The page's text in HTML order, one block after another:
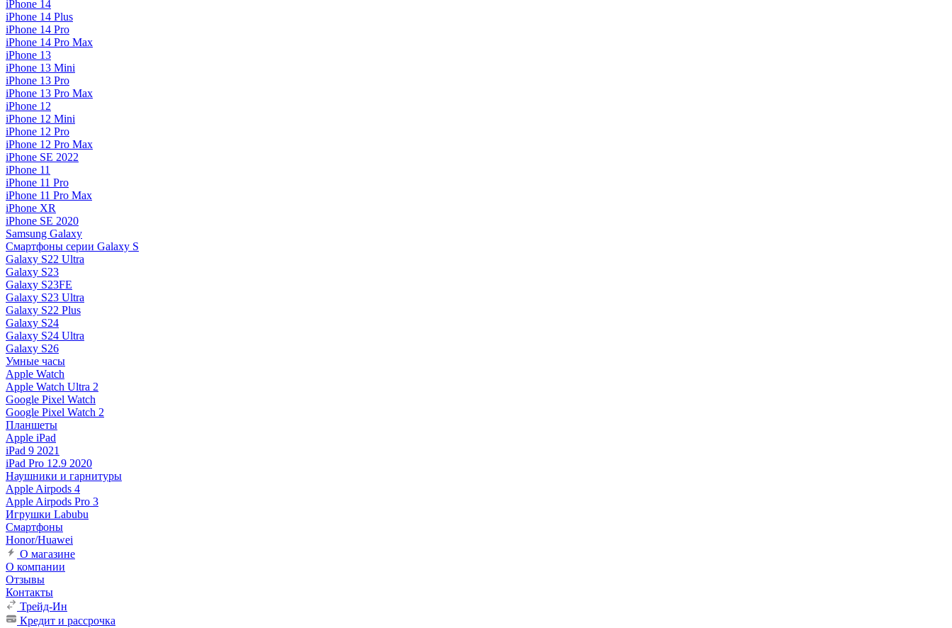
iPhone 14
iPhone 14 Plus
iPhone 14 Pro
iPhone 14 Pro Max
iPhone 13
iPhone 13 Mini
iPhone 13 Pro
iPhone 13 Pro Max
iPhone 12
iPhone 12 Mini
iPhone 12 Pro
iPhone 12 Pro Max
iPhone SE 2022
iPhone 11
iPhone 11 Pro
iPhone 11 Pro Max
iPhone XR
iPhone SE 2020
Samsung Galaxy
Смартфоны серии Galaxy S
Galaxy S22 Ultra
Galaxy S23
Galaxy S23FE
Galaxy S23 Ultra
Galaxy S22 Plus
Galaxy S24
Galaxy S24 Ultra
Galaxy S26
Умные часы
Apple Watch
Apple Watch Ultra 2
Google Pixel Watch
Google Pixel Watch 2
Планшеты
Apple iPad
iPad 9 2021
iPad Pro 12.9 2020
Наушники и гарнитуры
Apple Airpods 4
Apple Airpods Pro 3
Игрушки Labubu
Смартфоны
Honor/Huawei
О магазине
О компании
Отзывы
Контакты
Трейд-Ин
Кредит и рассрочка